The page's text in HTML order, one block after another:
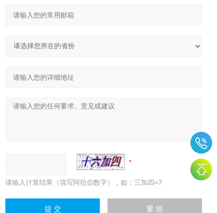
请输入计算结果（填写阿拉伯数字），如：三加四=7